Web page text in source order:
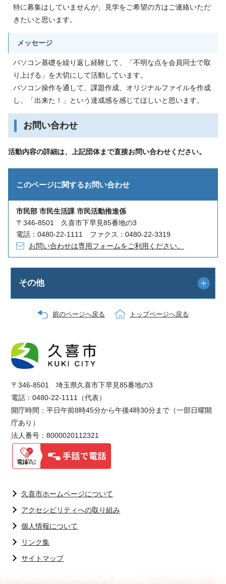
特に募集はしていませんが、見学をご希望の方はご連絡いただ
きたいと思います。
メッセージ
パソコン基礎を繰り返し経験して、「不明な点を会員同士で取
り上げる」を大切にして活動しています。
パソコン操作を通して、課題作成、オリジナルファイルを作成
し、「出来た！」という達成感を感じてほしいと思います。
お問い合わせ
活動内容の詳細は、上記団体まで直接お問い合わせください。
このページに関するお問い合わせ
市民部 市民生活課 市民活動推進係
〒346-8501 久喜市下早見85番地の3
電話：0480-22-1111 ファクス：0480-22-3319
お問い合わせは専用フォームをご利用ください。
その他
前のページへ戻る トップページへ戻る
〒346-8501 埼玉県久喜市下早見85番地の3
電話：0480-22-1111（代表）
開庁時間：平日午前8時45分から午後4時30分まで（一部日曜開
庁あり）
法人番号：8000020112321
久喜市ホームページについて
アクセシビリティへの取り組み
個人情報について
リンク集
サイトマップ